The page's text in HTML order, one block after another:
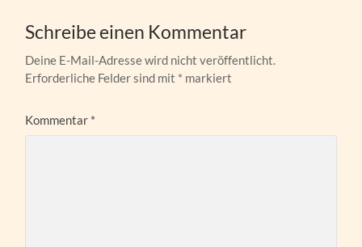
Schreibe einen Kommentar
Deine E-Mail-Adresse wird nicht veröffentlicht.
Erforderliche Felder sind mit * markiert
Kommentar *